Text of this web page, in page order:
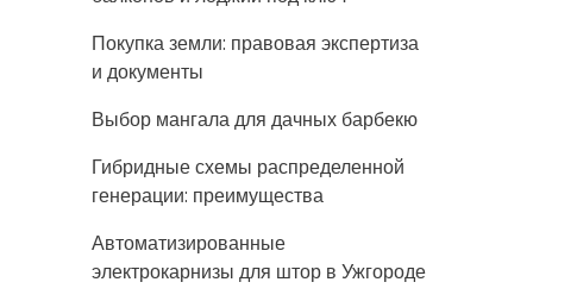
Покупка земли: правовая экспертиза
и документы
Выбор мангала для дачных барбекю
Гибридные схемы распределенной
генерации: преимущества
Автоматизированные
электрокарнизы для штор в Ужгороде